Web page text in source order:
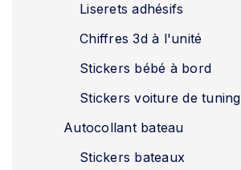
Liserets adhésifs
Chiffres 3d à l'unité
Stickers bébé à bord
Stickers voiture de tuning
Autocollant bateau
Stickers bateaux